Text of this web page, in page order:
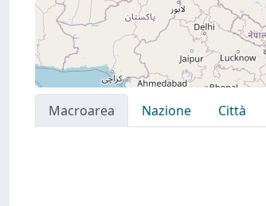
Macroarea Nazione Città